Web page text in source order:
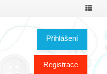
Přihlášení
Registrace